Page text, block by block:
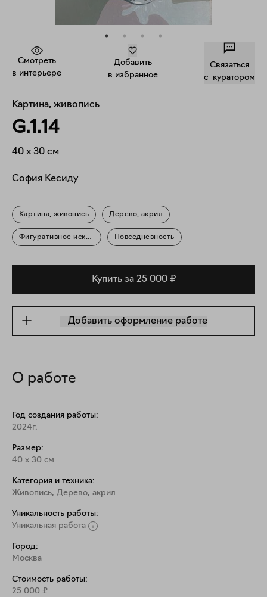
Смотреть
в интерьере
Добавить
в избранное
Связаться
c куратором
Картина, живопись
G.1.14
40 x 30 см
София Кесиду
Картина, живопись Дерево, акрил
Фигуративное искусство Повседневность
Купить за 25 000 ₽
Добавить оформление работе
О работе
Год создания работы:
2024г.
Размер:
40 x 30 см
Категория и техника:
Живопись, Дерево, акрил
Уникальность работы:
Уникальная работа
Город:
Москва
Стоимость работы:
25 000 ₽